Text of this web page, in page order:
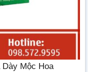
Dày Mộc Hoa